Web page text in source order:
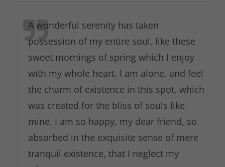
A wonderful serenity has taken
possession of my entire soul, like these
sweet mornings of spring which I enjoy
with my whole heart. I am alone, and feel
the charm of existence in this spot, which
was created for the bliss of souls like
mine. I am so happy, my dear friend, so
absorbed in the exquisite sense of mere
tranquil existence, that I neglect my